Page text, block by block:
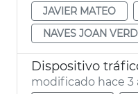
JAVIER MATEO
NAVES JOAN
modificado hace 3